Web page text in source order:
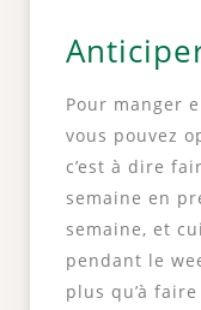
Pour manger
vous pouvez
c’est à dire
semaine en
semaine, et
pendant le
plus qu’à